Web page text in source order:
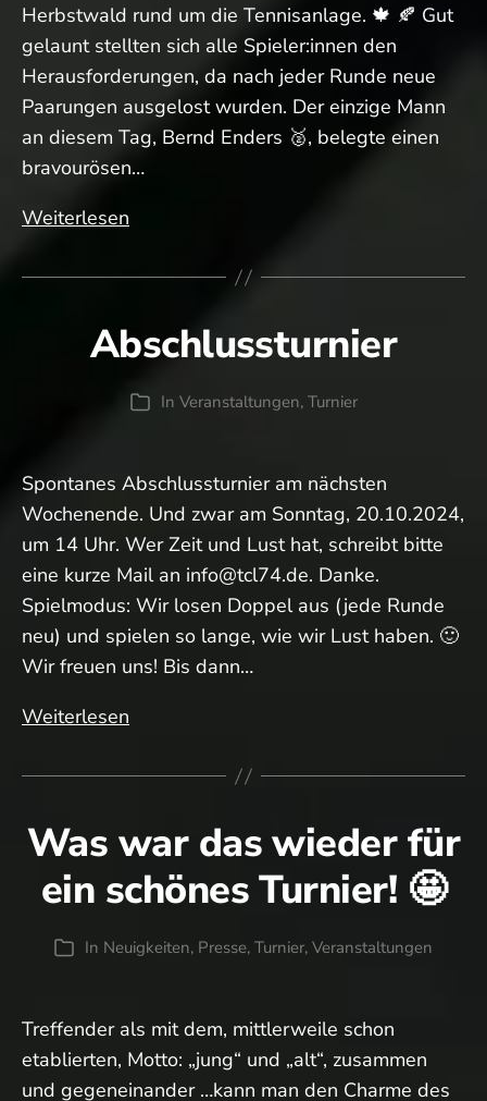
Herbstwald rund um die Tennisanlage. 🍁 🍂 Gut
gelaunt stellten sich alle Spieler:innen den
Herausforderungen, da nach jeder Runde neue
Paarungen ausgelost wurden. Der einzige Mann
an diesem Tag, Bernd Enders 🥈, belegte einen
bravourösen…
Weiterlesen
war’s…
Abschlussturnier
Kategorien
In Veranstaltungen, Turnier
Spontanes Abschlussturnier am nächsten
Wochenende. Und zwar am Sonntag, 20.10.2024,
um 14 Uhr. Wer Zeit und Lust hat, schreibt bitte
eine kurze Mail an info@tcl74.de. Danke.
Spielmodus: Wir losen Doppel aus (jede Runde
neu) und spielen so lange, wie wir Lust haben. 🙂
Wir freuen uns! Bis dann…
Weiterlesen
Was war das wieder für
ein schönes Turnier! 🤩
Kategorien
In Neuigkeiten, Presse, Turnier, Veranstaltungen
Treffender als mit dem, mittlerweile schon
etablierten, Motto: „jung“ und „alt“, zusammen
und gegeneinander …kann man den Charme des